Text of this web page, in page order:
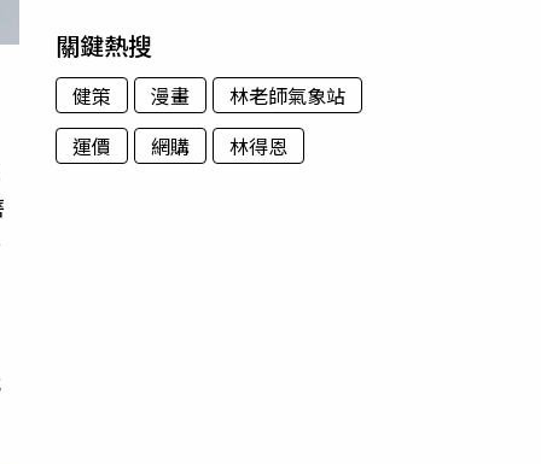
關鍵熱搜
健策 漫畫
林老師氣象站
運價
網購 林得恩